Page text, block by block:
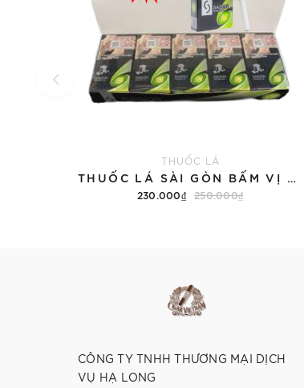
THUỐC LÁ
THUỐC LÁ SÀI GÒN BẤM VỊ DƯA GANG (TÚT)
230.000₫ 250.000₫
CÔNG TY TNHH THƯƠNG MẠI DỊCH
VỤ HẠ LONG